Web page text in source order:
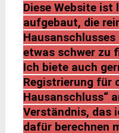
Diese Website ist
aufgebaut, die
etwas schwer zu
Ich biete auch
Registrierung für
Hausanschluss“
Verständnis, das
dafür berechnen